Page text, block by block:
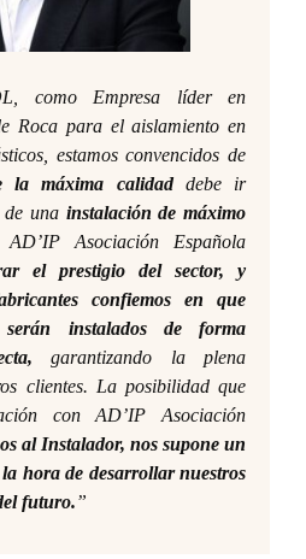
como Empresa líder en
Roca para el aislamiento en
estamos convencidos de
la máxima calidaddebe ir
de una instalación de máximo
Asociación Española
el prestigio del sector, y
confiemos en que
serán instalados de forma
garantizando la plena
clientes. La posibilidad que
con AD’IP Asociación
al Instalador, nos supone un
hora de desarrollar nuestros
futuro.”